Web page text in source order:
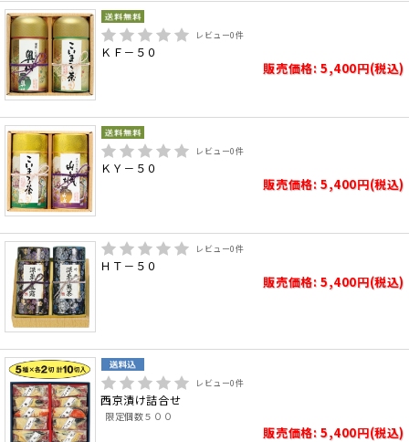
レビュー0件
ＫＦ－５０
販売価格: 5,400円(税込)
レビュー0件
ＫＹ－５０
販売価格: 5,400円(税込)
レビュー0件
ＨＴ－５０
販売価格: 5,400円(税込)
レビュー0件
西京漬け詰合せ
限定個数５００
販売価格: 5,400円(税込)